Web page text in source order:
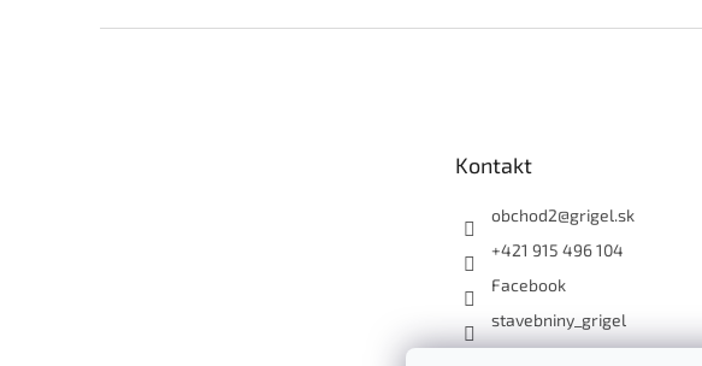
Kontakt
obchod2@grigel.sk
+421 915 496 104
Facebook
stavebniny_grigel
+421915496104